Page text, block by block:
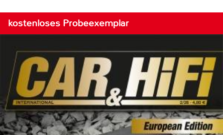
kostenloses Probeexemplar